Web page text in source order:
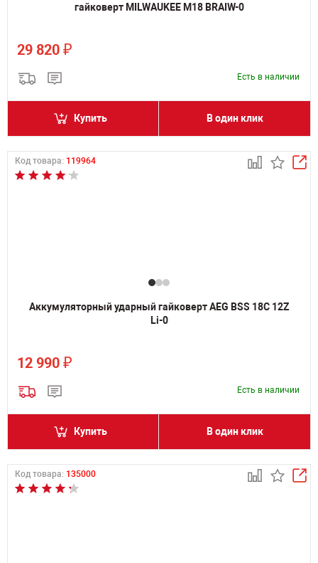
гайковерт MILWAUKEE M18 BRAIW-0
29 820 ₽
Есть в наличии
Купить В один клик
Код товара: 119964
Аккумуляторный ударный гайковерт AEG BSS 18C 12Z
Li-0
12 990 ₽
Есть в наличии
Купить В один клик
Код товара: 135000